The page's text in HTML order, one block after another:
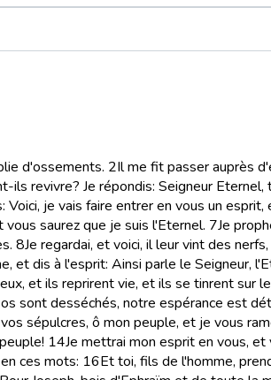
d'ossements. 2Il me fit passer auprès
ils revivre? Je répondis: Seigneur Eternel,
je vais faire entrer en vous un esprit,
saurez que je suis l'Eternel. 7Je
8Je regardai, et voici, il leur vint des
et dis à l'esprit: Ainsi parle le Seigneur,
et ils reprirent vie, et ils se tinrent sur
sont desséchés, notre espérance est
sépulcres, ô mon peuple, et je vous
14Je mettrai mon esprit en vous,
ces mots: 16Et toi, fils de l'homme,